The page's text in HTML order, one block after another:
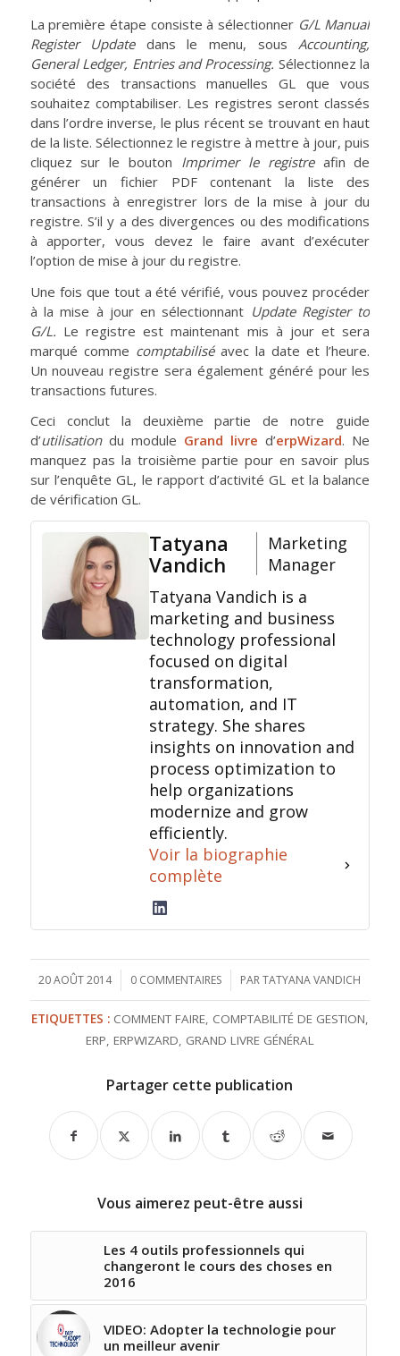
La première étape consiste à sélectionner G/L Manual
Register Update dans le menu, sous Accounting,
General Ledger, Entries and Processing. Sélectionnez la
société des transactions manuelles GL que vous
souhaitez comptabiliser. Les registres seront classés
dans l’ordre inverse, le plus récent se trouvant en haut
de la liste. Sélectionnez le registre à mettre à jour, puis
cliquez sur le bouton Imprimer le registreafin de
générer un fichier PDF contenant la liste des
transactions à enregistrer lors de la mise à jour du
registre. S’il y a des divergences ou des modifications
à apporter, vous devez le faire avant d’exécuter
l’option de mise à jour du registre.
Une fois que tout a été vérifié, vous pouvez procéder
à la mise à jour en sélectionnant Update Register to
G/L. Le registre est maintenant mis à jour et sera
marqué comme comptabiliséavec la date et l’heure.
Un nouveau registre sera également généré pour les
transactions futures.
Ceci conclut la deuxième partie de notre guide
d’utilisationdu module Grand livre d’erpWizard. Ne
manquez pas la troisième partie pour en savoir plus
sur l’enquête GL, le rapport d’activité GL et la balance
de vérification GL.
Tatyana
Vandich
Marketing
Manager
Tatyana Vandich is a
marketing and business
technology professional
focused on digital
transformation,
automation, and IT
strategy. She shares
insights on innovation and
process optimization to
help organizations
modernize and grow
efficiently.
Voir la biographie
complète
20 AOÛT 2014
/ 0 COMMENTAIRES
/ PARTATYANA VANDICH
ETIQUETTES : COMMENT FAIRE, COMPTABILITÉ DE GESTION,
ERP, ERPWIZARD, GRAND LIVRE GÉNÉRAL
Partager cette publication
Vous aimerez peut-être aussi
Les 4 outils professionnels qui
changeront le cours des choses en
2016
VIDEO: Adopter la technologie pour
un meilleur avenir